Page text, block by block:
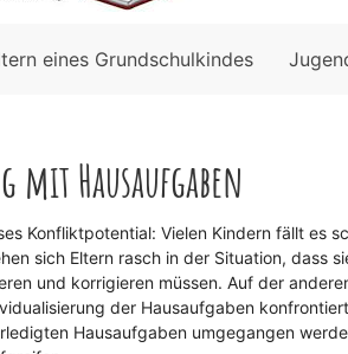
eines Grundschulkindes
Hausaufgaben
Konfliktpotential: Vielen Kindern fällt es
sich Eltern rasch in der Situation, dass
und korrigieren müssen. Auf der
der Hausaufgaben
Hausaufgaben umgegangen